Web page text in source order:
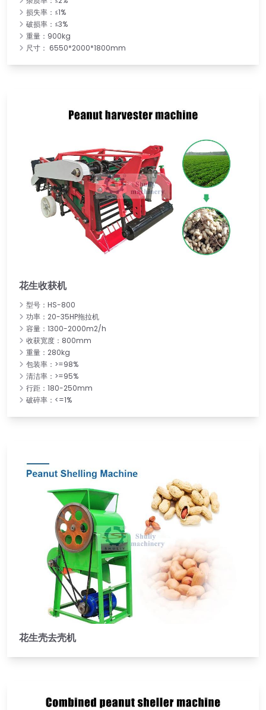
损失率：≤1%
破损率：≤3%
重量：900kg
尺寸： 6550*2000*1800mm
花生收获机
型号：HS-800
功率：20-35HP拖拉机
容量：1300-2000m2/h
收获宽度：800mm
重量：280kg
包装率：>=98%
清洁率：>=95%
行距：180-250mm
破碎率：<=1%
花生壳去壳机